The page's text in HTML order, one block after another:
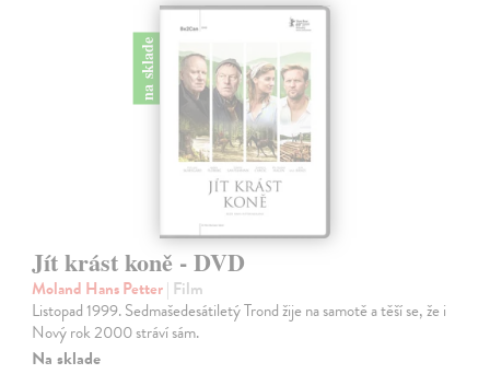
na sklade
Jít krást koně - DVD
Moland Hans Petter| Film
Listopad 1999. Sedmašedesátiletý Trond žije na samotě a těší se, že i
Nový rok 2000 stráví sám.
Na sklade